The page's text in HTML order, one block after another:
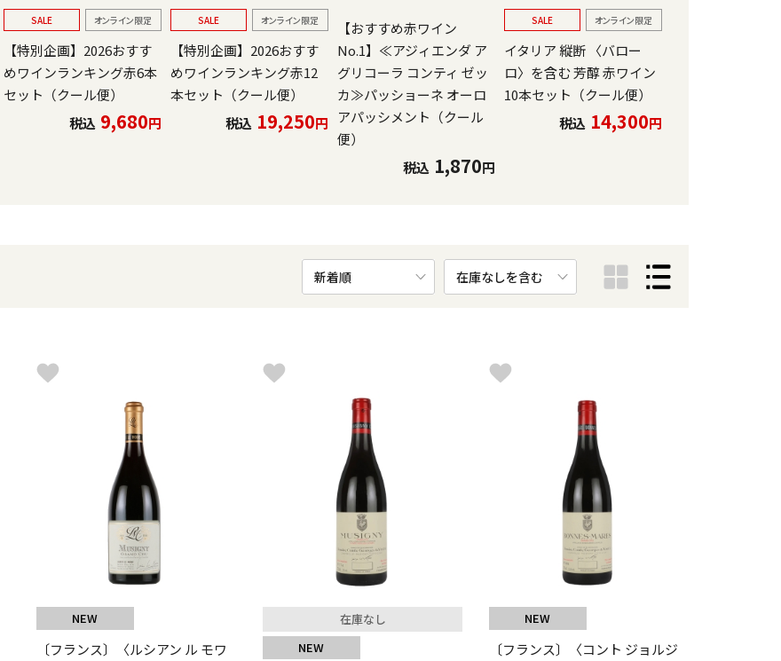
SALE オンライン限定
【特別企画】2026おすす
めワインランキング赤6本
セット（クール便）
税込 9,680円
SALE オンライン限定
【特別企画】2026おすす
めワインランキング赤12
本セット（クール便）
税込 19,250円
【おすすめ赤ワイン
No.1】≪アジィエンダ ア
グリコーラ コンティ ゼッ
カ≫パッショーネ オーロ
アパッシメント（クール
便）
税込 1,870円
SALE オンライン限定
イタリア 縦断 〈バロー
ロ〉を含む 芳醇 赤ワイン
10本セット（クール便）
税込 14,300円
NEW
〔フランス〕〈ルシアン ル モワ
在庫なし
NEW
NEW
〔フランス〕〈コント ジョルジ